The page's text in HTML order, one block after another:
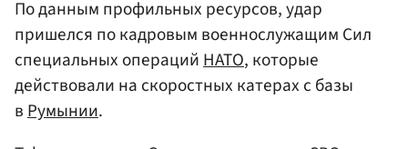
По данным профильных ресурсов, удар
пришелся по кадровым военнослужащим Сил
специальных операций НАТО, которые
действовали на скоростных катерах с базы
в Румынии.